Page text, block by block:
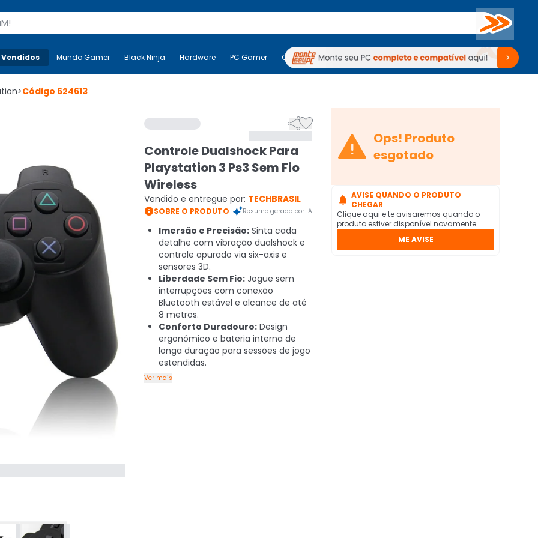
Buscar
Mais-v- Mundo Gamer Black Ninja Hardware PC Gamer Computadores Periféricos TV Venda no KaBuM!
Mundo Gamer Black Ninja Hardware PC Gamer Computadores Periféricos TV Venda no KaBuM!
>Código 624613

Controle Dualshock Para
Playstation 3 Ps3 Sem Fio
Wireless
Vendido e entregue por: TECHBRASIL
SOBRE O PRODUTO Resumo gerado por IA
Imersão e Precisão: Sinta cada
detalhe com vibração dualshock e
controle apurado via six-axis e
sensores 3D.
Liberdade Sem Fio: Jogue sem
interrupções com conexão
Bluetooth estável e alcance de até
8 metros.
Conforto Duradouro: Design
ergonômico e bateria interna de
longa duração para sessões de jogo
estendidas.
Ver mais
 Ops! Produto
esgotado
 AVISE QUANDO O PRODUTO
CHEGAR
Clique aqui e te avisaremos quando o
produto estiver disponível novamente
ME AVISE